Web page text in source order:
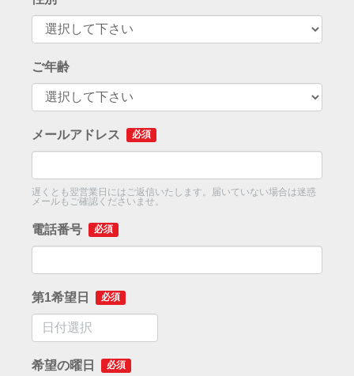
ご年齢
メールアドレス 必須
遅くとも翌営業日にはご返信いたします。届いていない場合は迷惑
メールもご確認くださいませ。
電話番号 必須
第1希望日 必須
希望の曜日 必須